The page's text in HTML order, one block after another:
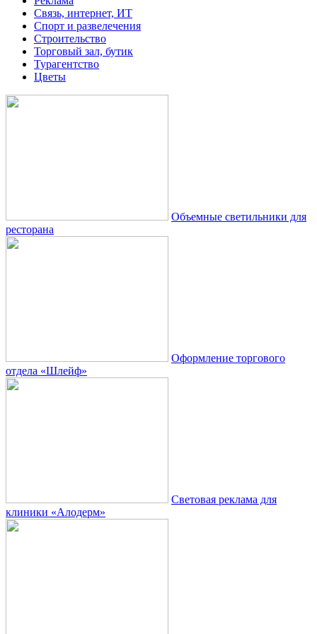
Связь, интернет, ИТ
Спорт и развелечения
Строительство
Торговый зал, бутик
Турагентство
Цветы
Объемные светильники для
ресторана
Оформление торгового
отдела «Шлейф»
Световая реклама для
клиники «Алодерм»